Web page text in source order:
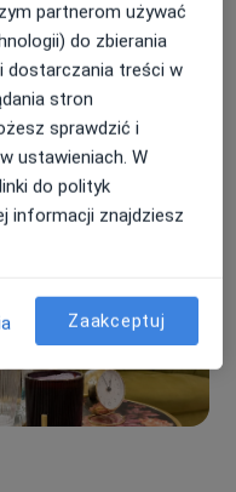
adresami)
(1)
online
partnerom używać
do zbierania
dostarczania treści w
stron
sprawdzić i
ustawieniach. W
do polityk
informacji znajdziesz
Zaakceptuj